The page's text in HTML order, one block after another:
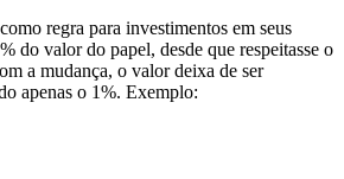
regra para investimentos em seus
do valor do papel, desde que respeitasse o
a mudança, o valor deixa de ser
apenas o 1%. Exemplo: